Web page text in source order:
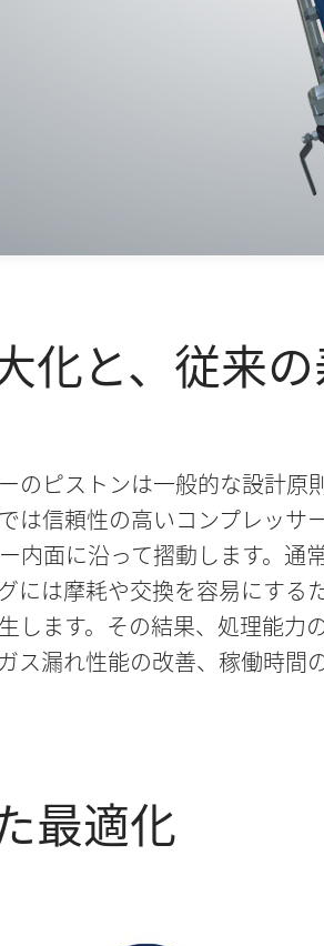
化と、従来
のピストンは一般的な設計
は信頼性の高いコンプレッ
内面に沿って摺動します。
には摩耗や交換を容易にす
します。その結果、処理能
ス漏れ性能の改善、稼働時
最適化